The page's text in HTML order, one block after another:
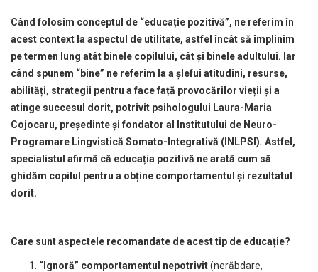
Când folosim conceptul de “educație pozitivă”, ne referim în
acest context la aspectul de utilitate, astfel încât să împlinim
pe termen lung atât binele copilului, cât și binele adultului. Iar
când spunem “bine” ne referim la a șlefui atitudini, resurse,
abilități, strategii pentru a face față provocărilor vieții și a
atinge succesul dorit, potrivit psihologului Laura-Maria
Cojocaru, președinte și fondator al Institutului de Neuro-
Programare Lingvistică Somato-Integrativă (INLPSI). Astfel,
specialistul afirmă că educația pozitivă ne arată cum să
ghidăm copilul pentru a obține comportamentul și rezultatul
dorit.
Care sunt aspectele recomandate de acest tip de educație?
“Ignoră” comportamentul nepotrivit(nerăbdare,